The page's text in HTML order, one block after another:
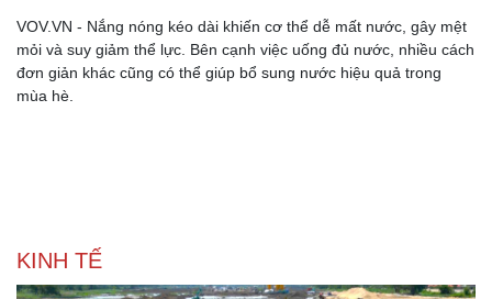
Cây thuốc
Sản phụ khoa
Nhi khoa
Nam khoa
Blog
Tình yêu - Gia đình
VOV.VN - Nắng nóng kéo dài khiến cơ thể dễ mất nước, gây mệt
mỏi và suy giảm thể lực. Bên cạnh việc uống đủ nước, nhiều cách
đơn giản khác cũng có thể giúp bổ sung nước hiệu quả trong
mùa hè.
KINH TẾ